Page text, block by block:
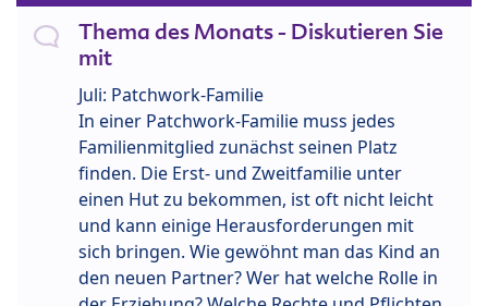
Thema des Monats - Diskutieren Sie
mit
Juli: Patchwork-Familie
In einer Patchwork-Familie muss jedes
Familienmitglied zunächst seinen Platz
finden. Die Erst- und Zweitfamilie unter
einen Hut zu bekommen, ist oft nicht leicht
und kann einige Herausforderungen mit
sich bringen. Wie gewöhnt man das Kind an
den neuen Partner? Wer hat welche Rolle in